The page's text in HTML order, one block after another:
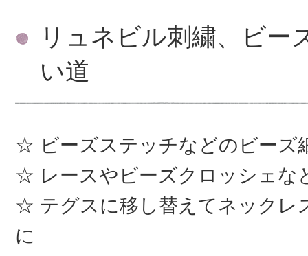
リュネビル刺繍、ビー
い道
ビーズステッチなどのビーズ
レースやビーズクロッシェな
テグスに移し替えてネックレ
に